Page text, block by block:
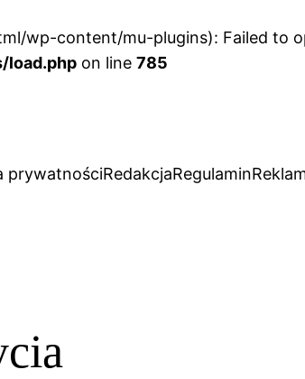
wp-content/mu-plugins): Failed to
load.php on line 785
prywatnościRedakcjaRegulamin